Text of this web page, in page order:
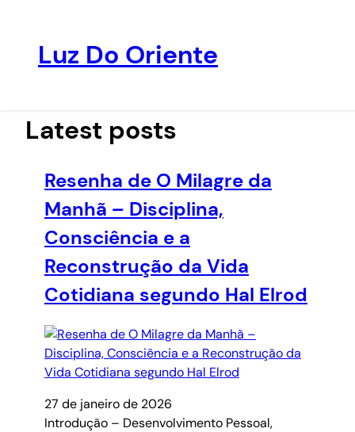
conteúdo
Luz Do Oriente
Latest posts
Resenha de O Milagre da
Manhã – Disciplina,
Consciência e a
Reconstrução da Vida
Cotidiana segundo Hal Elrod
27 de janeiro de 2026
Introdução – Desenvolvimento Pessoal,